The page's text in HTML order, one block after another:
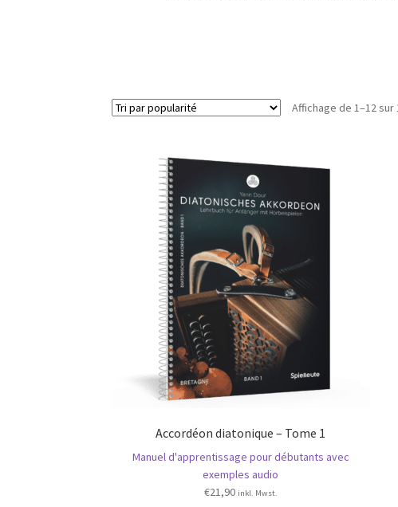
Affichage de 1–12
Accordéon diatonique – Tome 1
Manuel d'apprentissage pour débutants avec
exemples audio
€21,90 inkl. Mwst.